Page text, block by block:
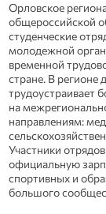
Орловское
общероссийской
студенческие
молодежной
временной
стране. В регионе
трудоустраивает
на
направлениям:
Участники
официальную
спортивных и
большого